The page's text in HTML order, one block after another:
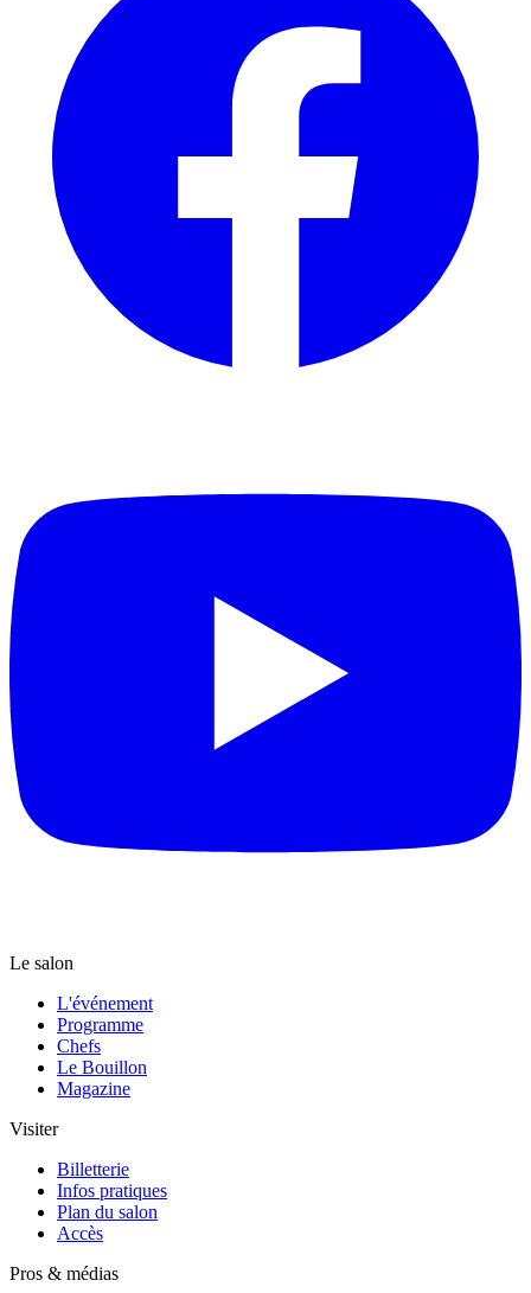
Le salon
L'événement
Programme
Chefs
Le Bouillon
Magazine
Visiter
Billetterie
Infos pratiques
Plan du salon
Accès
Pros & médias